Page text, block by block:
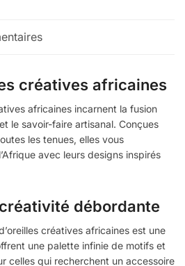
créatives africaines
africaines incarnent la fusion
le savoir-faire artisanal. Conçues
les tenues, elles vous
avec leurs designs inspirés
débordante
créatives africaines est une
une palette infinie de motifs et
celles qui recherchent un accessoire